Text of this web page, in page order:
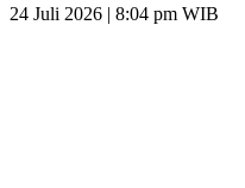
24 Juli 2026 | 8:04 pm WIB